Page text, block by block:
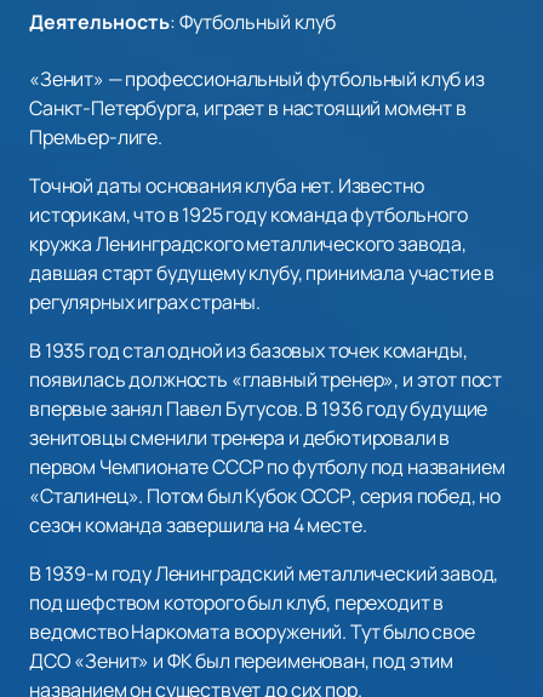
Деятельность:Футбольный клуб
«Зенит» — профессиональный футбольный клуб из
Санкт-Петербурга, играет в настоящий момент в
Премьер-лиге.
Точной даты основания клуба нет. Известно
историкам, что в 1925 году команда футбольного
кружка Ленинградского металлического завода,
давшая старт будущему клубу, принимала участие в
регулярных играх страны.
В 1935 год стал одной из базовых точек команды,
появилась должность «главный тренер», и этот пост
впервые занял Павел Бутусов. В 1936 году будущие
зенитовцы сменили тренера и дебютировали в
первом Чемпионате СССР по футболу под названием
«Сталинец». Потом был Кубок СССР, серия побед, но
сезон команда завершила на 4 месте.
В 1939-м году Ленинградский металлический завод,
под шефством которого был клуб, переходит в
ведомство Наркомата вооружений. Тут было свое
ДСО «Зенит» и ФК был переименован, под этим
названием он существует до сих пор.